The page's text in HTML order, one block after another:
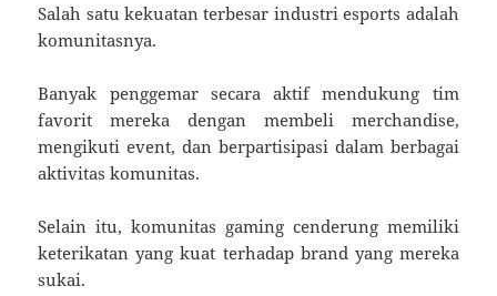
Salah satu kekuatan terbesar industri esports adalah
komunitasnya.
Banyak penggemar secara aktif mendukung tim
favorit mereka dengan membeli merchandise,
mengikuti event, dan berpartisipasi dalam berbagai
aktivitas komunitas.
Selain itu, komunitas gaming cenderung memiliki
keterikatan yang kuat terhadap brand yang mereka
sukai.